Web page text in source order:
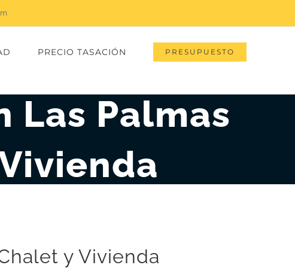
PRECIO TASACIÓN PRESUPUESTO
Las Palmas
y Vivienda